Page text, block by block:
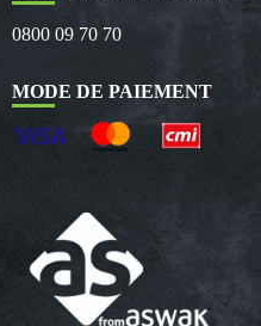
0800 09 70 70
MODE DE PAIEMENT